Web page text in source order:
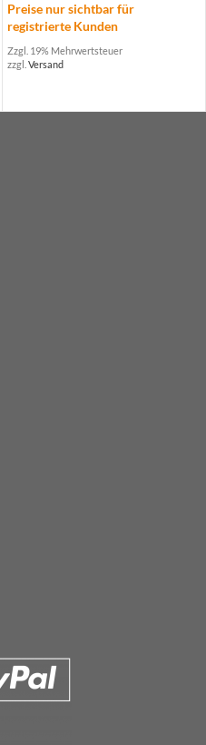
Preise nur sichtbar für
registrierte Kunden
Zzgl. 19% Mehrwertsteuer
zzgl. Versand